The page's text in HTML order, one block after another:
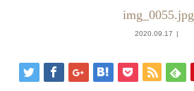
img_0055.jpg
2020.09.17